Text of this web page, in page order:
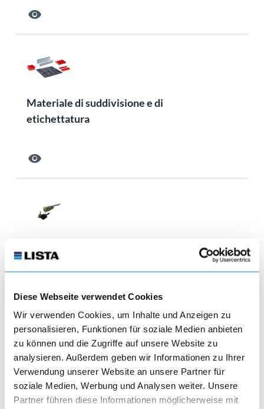
Diese Webseite verwendet Cookies
Wir verwenden Cookies, um Inhalte und Anzeigen zu
personalisieren, Funktionen für soziale Medien anbieten
zu können und die Zugriffe auf unsere Website zu
analysieren. Außerdem geben wir Informationen zu Ihrer
Verwendung unserer Website an unsere Partner für
soziale Medien, Werbung und Analysen weiter. Unsere
Partner führen diese Informationen möglicherweise mit
visibility
Materiale di suddivisione e di
etichettatura
visibility
produzione
visibility
article